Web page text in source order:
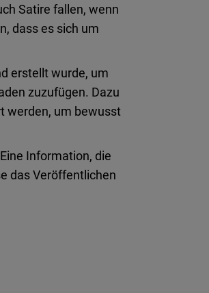
Satire fallen, wenn
dass es sich um
erstellt wurde, um
zuzufügen. Dazu
werden, um bewusst
Information, die
das Veröffentlichen